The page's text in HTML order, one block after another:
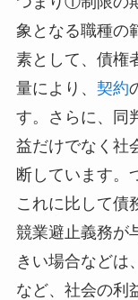
象となる職種の
素として、債権
量により、 契約
す。さらに、同
益だけでなく社
断しています。
これに比して債
競業避止義務が
きい場合などは、
など、社会の利